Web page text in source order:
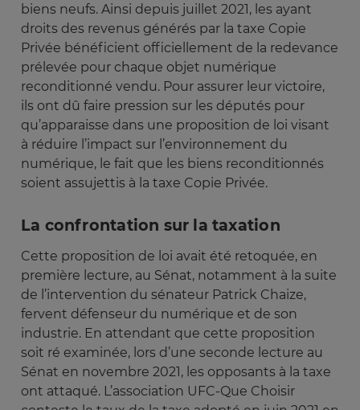
biens neufs. Ainsi depuis juillet 2021, les ayant
droits des revenus générés par la taxe Copie
Privée bénéficient officiellement de la redevance
prélevée pour chaque objet numérique
reconditionné vendu. Pour assurer leur victoire,
ils ont dû faire pression sur les députés pour
qu’apparaisse dans une proposition de loi visant
à réduire l’impact sur l’environnement du
numérique, le fait que les biens reconditionnés
soient assujettis à la taxe Copie Privée.
La confrontation sur la taxation
Cette proposition de loi avait été retoquée, en
première lecture, au Sénat, notamment à la suite
de l’intervention du sénateur Patrick Chaize,
fervent défenseur du numérique et de son
industrie. En attendant que cette proposition
soit ré examinée, lors d’une seconde lecture au
Sénat en novembre 2021, les opposants à la taxe
ont attaqué. L’association UFC-Que Choisir